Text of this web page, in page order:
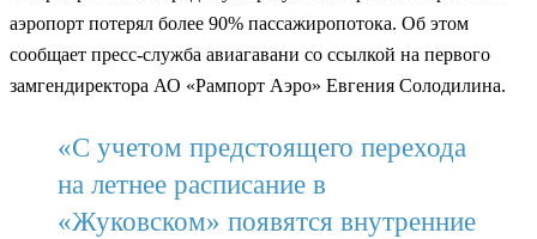
аэропорт потерял более 90% пассажиропотока. Об этом
сообщает пресс-служба авиагавани со ссылкой на первого
замгендиректора АО «Рампорт Аэро» Евгения Солодилина.
«С учетом предстоящего перехода
на летнее расписание в
«Жуковском» появятся внутренние